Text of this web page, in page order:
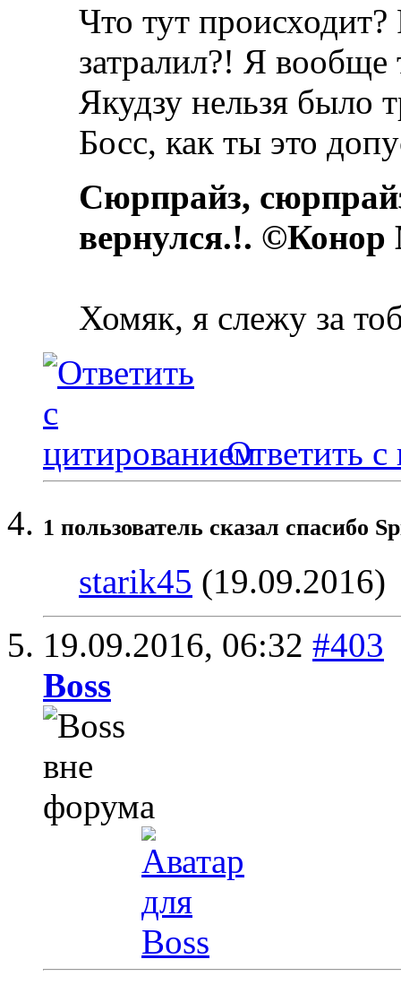
Что тут происходит?
затралил?! Я вообще
Якудзу нельзя было
Босс, как ты это
Сюрпрайз,
вернулся.!.
Хомяк, я слежу за
Ответить с
1 пользователь сказал cпасибо
starik45 (19.09.2016)
19.09.2016, 06:32 #403
Boss